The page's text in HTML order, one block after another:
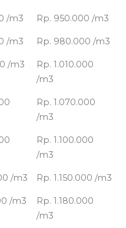
/m3 Rp. 950.000 /m3
/m3 Rp. 980.000 /m3
/m3
Rp. 1.010.000
/m3
Rp. 1.070.000
/m3
Rp. 1.100.000
/m3
/m3 Rp. 1.150.000 /m3
/m3
Rp. 1.180.000
/m3